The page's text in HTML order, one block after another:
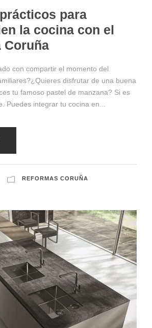
para
la cocina con el
Coruña
con compartir el momento del
disfrutar de una buena
tu famoso pastel de manzana? Si es
Puedes integrar tu cocina en...
REFORMAS CORUÑA